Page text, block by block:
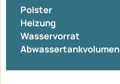
Polster
Heizung
Wasservorrat
Abwassertankvolumen